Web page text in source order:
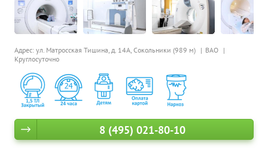
Адрес: ул. Матросская Тишина, д. 14А, Сокольники (989 м)
ВАО
Круглосуточно
8 (495) 021-80-10